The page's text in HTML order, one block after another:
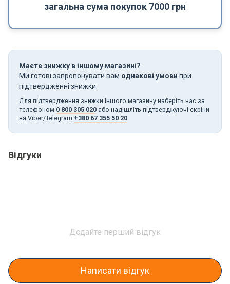
загальна сума покупок 7000 грн
Маєте знижку в іншому магазині?
Ми готові запропонувати вам однакові умови при
підтвердженні знижки.
Для підтвердження знижки іншого магазину наберіть нас за
телефоном 0 800 305 020 або надішліть підтверджуючі скріни
на Viber/Telegram +380 67 355 50 20
Відгуки
Додайте перший відгук
Написати відгук